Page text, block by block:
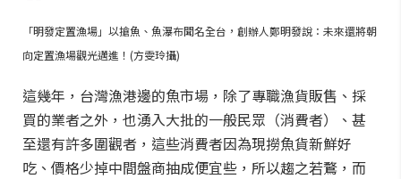
「明發定置漁場」以搶魚、魚瀑布聞名全台，創辦人鄭明發說：未來還將朝
向定置漁場觀光邁進！(方雯玲攝)
這幾年，台灣漁港邊的魚市場，除了專職漁貨販售、採
買的業者之外，也湧入大批的一般民眾（消費者）、甚
至還有許多圍觀者，這些消費者因為現撈魚貨新鮮好
吃、價格少掉中間盤商抽成便宜些，所以趨之若鶩，而